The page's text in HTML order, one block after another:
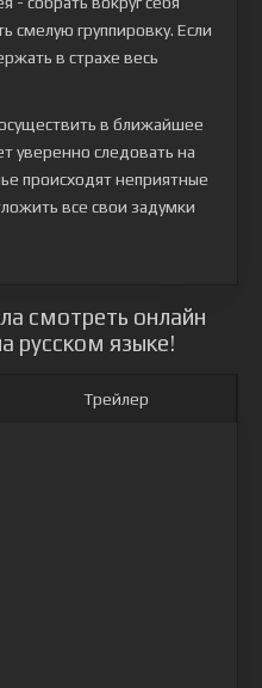
группировку. Если
в страхе весь
в ближайшее
уверенно следовать на
происходят неприятные
все свои задумки
смотреть онлайн
русском языке!
Трейлер